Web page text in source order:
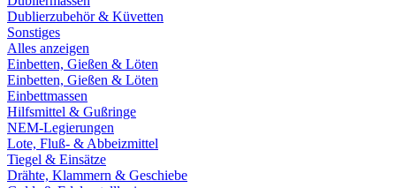
Dublierzubehör & Küvetten
Sonstiges
Alles anzeigen
Einbetten, Gießen & Löten
Einbetten, Gießen & Löten
Einbettmassen
Hilfsmittel & Gußringe
NEM-Legierungen
Lote, Fluß- & Abbeizmittel
Tiegel & Einsätze
Drähte, Klammern & Geschiebe